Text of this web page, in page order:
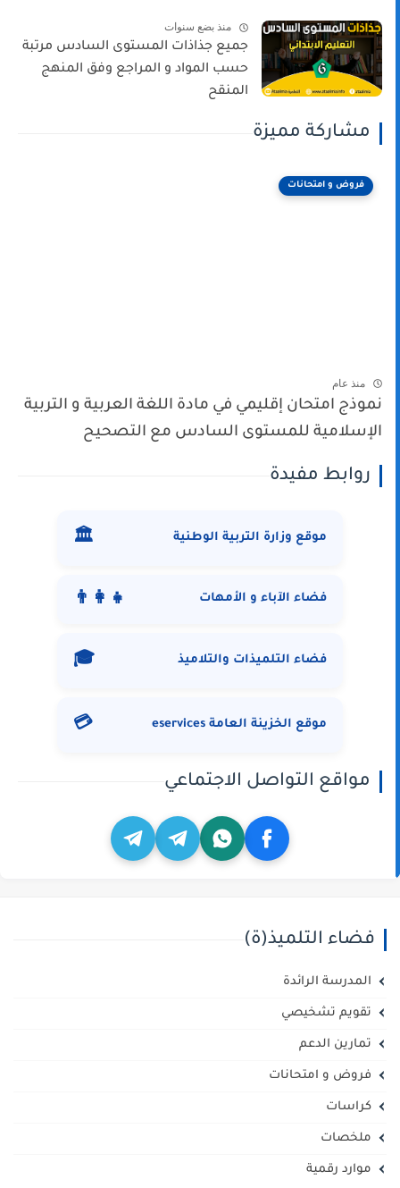
منذ بضع سنوات
جميع جذاذات المستوى السادس مرتبة
حسب المواد و المراجع وفق المنهج
المنقح
مشاركة مميزة
فروض و امتحانات
منذ عام
نموذج امتحان إقليمي في مادة اللغة العربية و التربية
الإسلامية للمستوى السادس مع التصحيح
روابط مفيدة
موقع وزارة التربية الوطنية 🏛️
فضاء الآباء و الأمهات 👨‍👩‍👧
فضاء التلميذات والتلاميذ 🎓
موقع الخزينة العامة eservices 💳
مواقع التواصل الاجتماعي
فضاء التلميذ(ة)
المدرسة الرائدة
تقويم تشخيصي
تمارين الدعم
فروض و امتحانات
كراسات
ملخصات
موارد رقمية